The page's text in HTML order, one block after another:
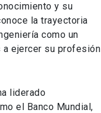
y su
la trayectoria
como un
a ejercer su profesión
liderado
el Banco Mundial,